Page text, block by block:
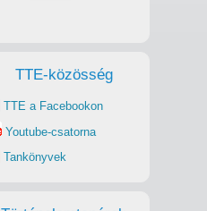
TTE-közösség
TTE a Facebookon
Youtube-csatorna
Tankönyvek